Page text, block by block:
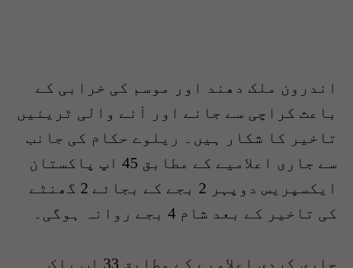
اندرون ملک دھند اور موسم کی خرابی کے
باعث کراچی سے جانے اور آنے والی ٹرینیں
تاخیر کا شکار ہیں۔ ریلوے حکام کی جانب
سے جاری اعلامیے کے مطابق 45 اپ پاکستان
ایکسپریس دوپہر 2 بجے کے بجائے 2 گھنٹے
کی تاخیر کے بعد شام 4 بجے روانہ ہوگی۔
جاری کردی اعلامیے کے مطابق 33 اپ پاک